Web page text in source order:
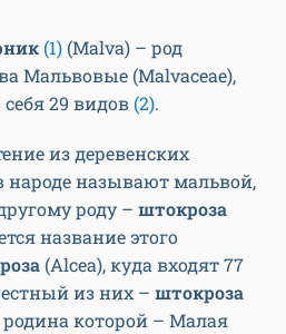
(1) (Malva) – род
Мальвовые (Malvaceae),
29 видов (2).
из деревенских
народе называют мальвой,
роду – штокроза
название этого
(Alcea), куда входят 77
из них – штокроза
родина которой – Малая